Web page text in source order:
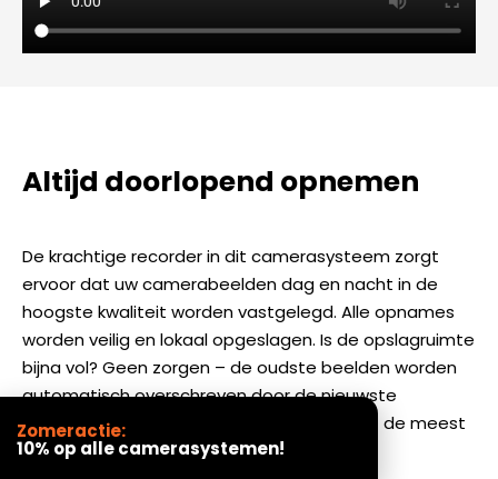
Altijd doorlopend opnemen
De krachtige recorder in dit camerasysteem zorgt
ervoor dat uw camerabeelden dag en nacht in de
hoogste kwaliteit worden vastgelegd. Alle opnames
worden veilig en lokaal opgeslagen. Is de opslagruimte
bijna vol? Geen zorgen – de oudste beelden worden
automatisch overschreven door de nieuwste
opnames, zodat u altijd toegang heeft tot de meest
recente videobeelden.
Zomeractie:
10% op alle camerasystemen!